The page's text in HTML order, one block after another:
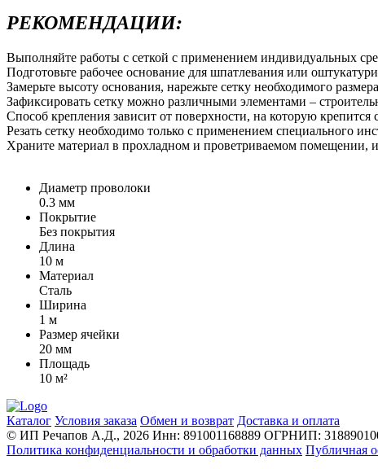
РЕКОМЕНДАЦИИ:
Выполняйте работы с сеткой с применением индивидуальных
Подготовьте рабочее основание для шпатлевания или
Замерьте высоту основания, нарежьте сетку необходимого
Зафиксировать сетку можно различными элементами –
Способ крепления зависит от поверхности, на которую крепится
Резать сетку необходимо только с применением специального
Храните материал в прохладном и проветриваемом помещении,
Диаметр проволоки
0.3 мм
Покрытие
Без покрытия
Длина
10 м
Материал
Сталь
Ширина
1 м
Размер ячейки
20 мм
Площадь
10 м²
Каталог Условия заказа Обмен и возврат Доставка и оплата
© ИП Речапов А.Д., 2026 Инн: 891001168889 ОГРНИП:
Политика конфиденциальности и обработки данных Публичная